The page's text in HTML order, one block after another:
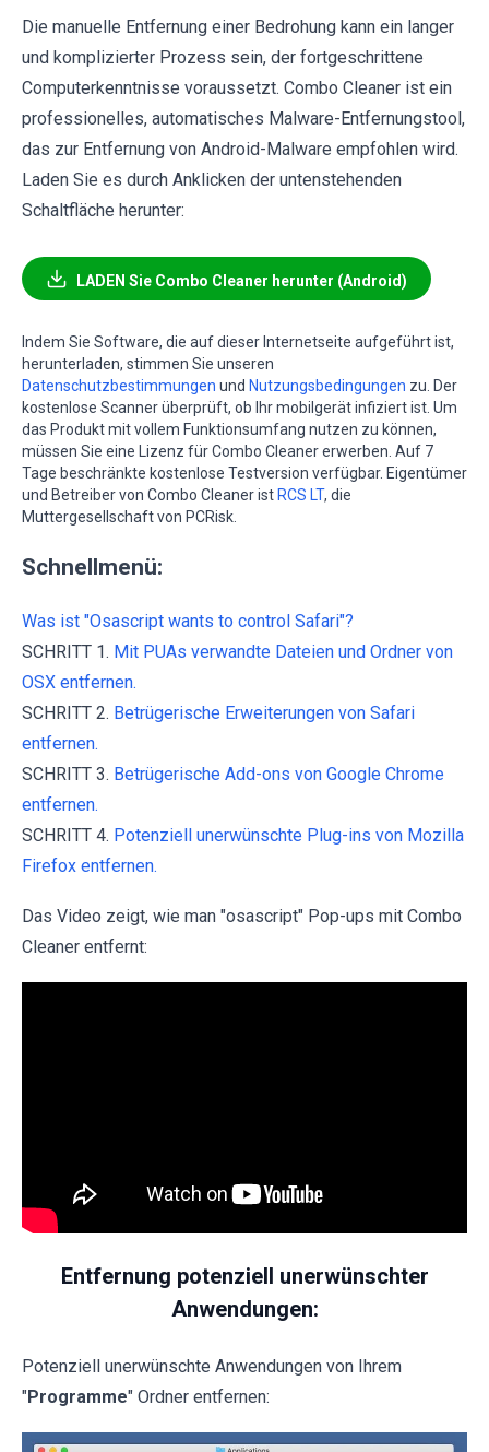
Die manuelle Entfernung einer Bedrohung kann ein langer
und komplizierter Prozess sein, der fortgeschrittene
Computerkenntnisse voraussetzt. Combo Cleaner ist ein
professionelles, automatisches Malware-Entfernungstool,
das zur Entfernung von Android-Malware empfohlen wird.
Laden Sie es durch Anklicken der untenstehenden
Schaltfläche herunter:
LADEN Sie Combo Cleaner herunter (Android)
Indem Sie Software, die auf dieser Internetseite aufgeführt ist,
herunterladen, stimmen Sie unseren
Datenschutzbestimmungen und Nutzungsbedingungen zu. Der
kostenlose Scanner überprüft, ob Ihr mobilgerät infiziert ist. Um
das Produkt mit vollem Funktionsumfang nutzen zu können,
müssen Sie eine Lizenz für Combo Cleaner erwerben. Auf 7
Tage beschränkte kostenlose Testversion verfügbar. Eigentümer
und Betreiber von Combo Cleaner ist RCS LT, die
Muttergesellschaft von PCRisk.
Schnellmenü:
Was ist "Osascript wants to control Safari"?
SCHRITT 1. Mit PUAs verwandte Dateien und Ordner von
OSX entfernen.
SCHRITT 2. Betrügerische Erweiterungen von Safari
entfernen.
SCHRITT 3. Betrügerische Add-ons von Google Chrome
entfernen.
SCHRITT 4. Potenziell unerwünschte Plug-ins von Mozilla
Firefox entfernen.
Das Video zeigt, wie man "osascript" Pop-ups mit Combo
Cleaner entfernt:
Entfernung potenziell unerwünschter
Anwendungen:
Potenziell unerwünschte Anwendungen von Ihrem
"Programme" Ordner entfernen: